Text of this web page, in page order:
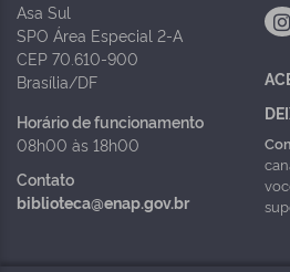
Asa Sul
SPO Área Especial 2-A
CEP 70.610-900
Brasília/DF
Horário de funcionamento
08h00 às 18h00
Contato
biblioteca@enap.gov.br